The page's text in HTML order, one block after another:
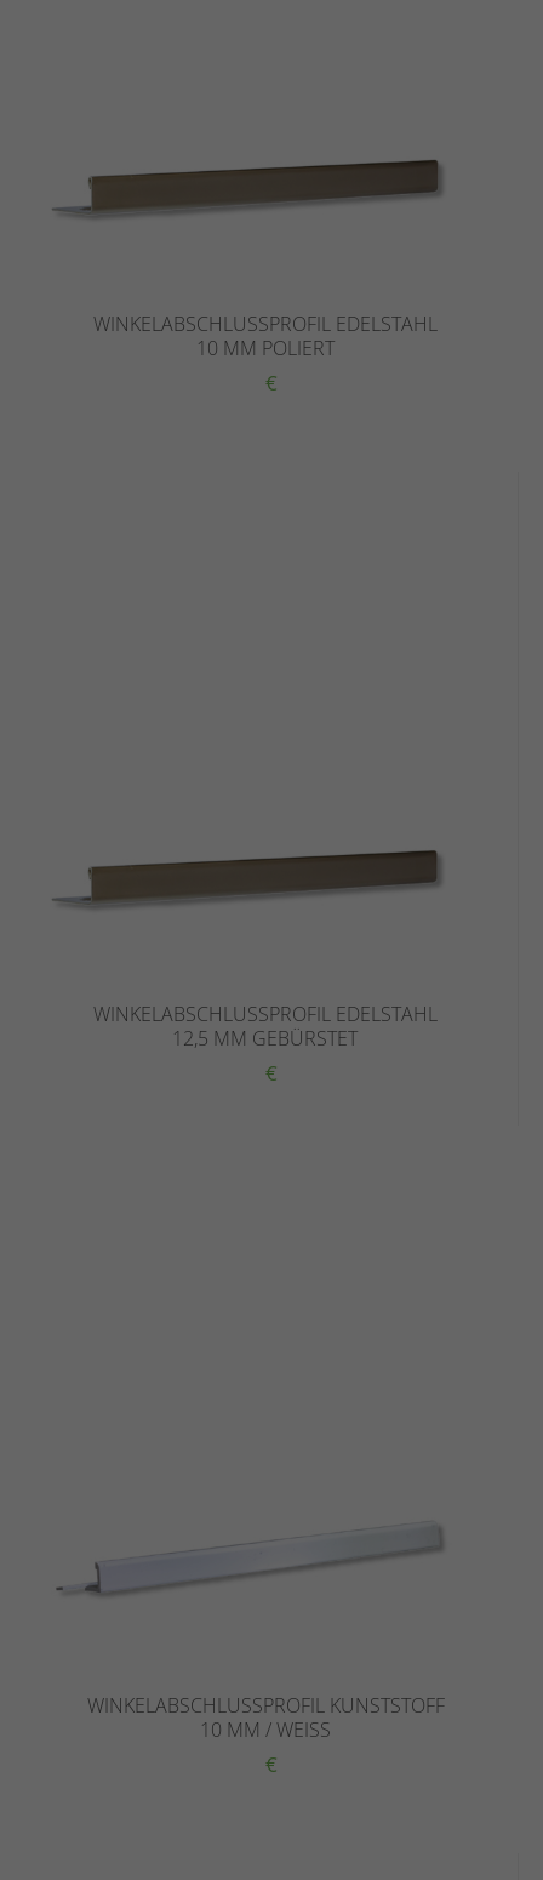
WINKELABSCHLUSSPROFIL EDELSTAHL
10 MM POLIERT
€
WINKELABSCHLUSSPROFIL EDELSTAHL
12,5 MM GEBÜRSTET
€
WINKELABSCHLUSSPROFIL KUNSTSTOFF
10 MM / WEISS
€